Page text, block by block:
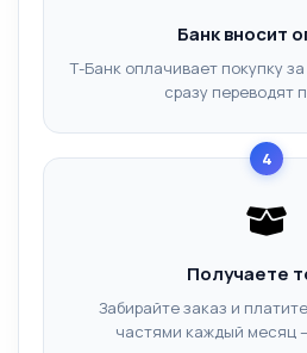
Банк вносит
Т-Банк оплачивает покупку
сразу переводят
4
Получаете
Забирайте заказ и
частями каждый месяц